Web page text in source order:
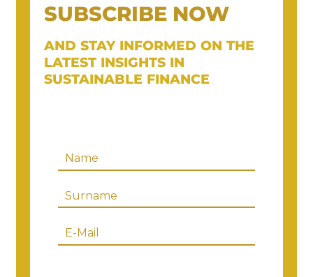
SUBSCRIBE NOW
AND STAY INFORMED ON THE
LATEST INSIGHTS IN
SUSTAINABLE FINANCE